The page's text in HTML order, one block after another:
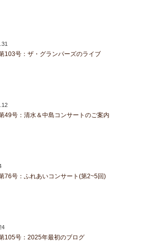
103号：ザ・グランパーズのライブ
49号：清水＆中島コンサートのご案内
76号：ふれあいコンサート(第2~5回)
105号：2025年最初のブログ